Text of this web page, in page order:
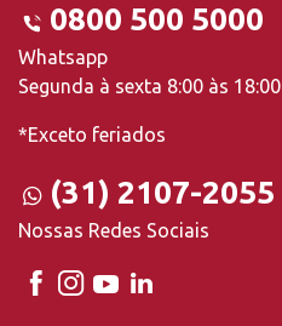
0800 500 5000
Whatsapp
Segunda à sexta 8:00 às 18:00
*Exceto feriados
(31) 2107-2055
Nossas Redes Sociais